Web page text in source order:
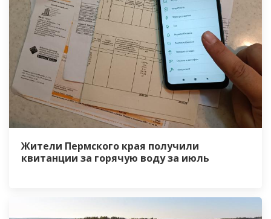
Жители Пермского края получили
квитанции за горячую воду за июль